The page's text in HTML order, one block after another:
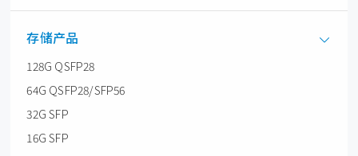
存储产品
128G QSFP28
64G QSFP28/SFP56
32G SFP
16G SFP